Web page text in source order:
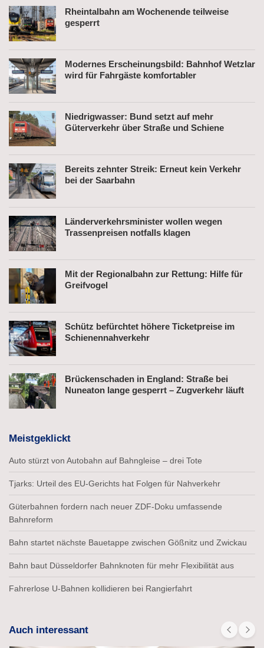
Rheintalbahn am Wochenende teilweise
gesperrt
Modernes Erscheinungsbild: Bahnhof Wetzlar
wird für Fahrgäste komfortabler
Niedrigwasser: Bund setzt auf mehr
Güterverkehr über Straße und Schiene
Bereits zehnter Streik: Erneut kein Verkehr
bei der Saarbahn
Länderverkehrsminister wollen wegen
Trassenpreisen notfalls klagen
Mit der Regionalbahn zur Rettung: Hilfe für
Greifvogel
Schütz befürchtet höhere Ticketpreise im
Schienennahverkehr
Brückenschaden in England: Straße bei
Nuneaton lange gesperrt – Zugverkehr läuft
Meistgeklickt
Auto stürzt von Autobahn auf Bahngleise – drei Tote
Tjarks: Urteil des EU-Gerichts hat Folgen für Nahverkehr
Güterbahnen fordern nach neuer ZDF-Doku umfassende
Bahnreform
Bahn startet nächste Bauetappe zwischen Gößnitz und Zwickau
Bahn baut Düsseldorfer Bahnknoten für mehr Flexibilität aus
Fahrerlose U-Bahnen kollidieren bei Rangierfahrt
Auch interessant